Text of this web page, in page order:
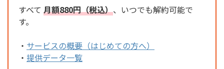
すべて 月額880円（税込）、いつでも解約可能で
す。
・ サービスの概要（はじめての方へ）
・ 提供データ一覧